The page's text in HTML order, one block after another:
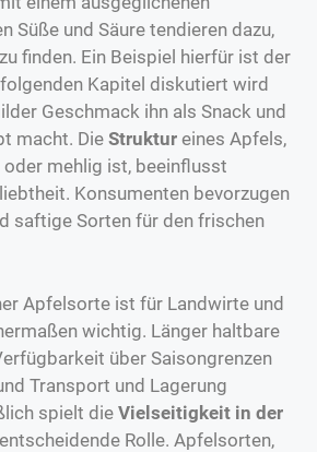
Süße und Säure tendieren dazu,
finden. Ein Beispiel hierfür ist der
Kapitel diskutiert wird
Geschmack ihn als Snack und
macht. Die Struktur eines Apfels,
mehlig ist, beeinflusst
Konsumenten bevorzugen
saftige Sorten für den frischen
Apfelsorte ist für Landwirte und
wichtig. Länger haltbare
über Saisongrenzen
Transport und Lagerung
spielt die Vielseitigkeit in der
Rolle. Apfelsorten,